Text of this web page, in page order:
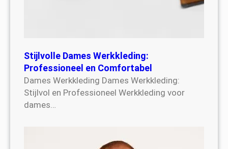
Stijlvolle Dames Werkkleding:
Professioneel en Comfortabel
Dames Werkkleding Dames Werkkleding:
Stijlvol en Professioneel Werkkleding voor
dames…